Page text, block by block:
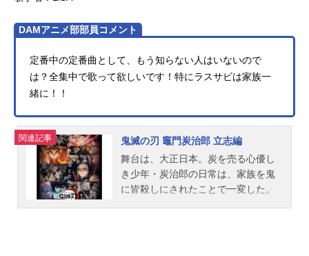
DAMアニメ部部員コメント
定番中の定番曲として、もう知らない人はいないので
は？全集中で歌って欲しいです！特にラスサビは家族一
緒に！！
関連記事
鬼滅の刃 竈門炭治郎 立志編
舞台は、大正日本。炭を売る心優し
き少年・炭治郎の日常は、家族を鬼
に皆殺しにされたことで一変した。